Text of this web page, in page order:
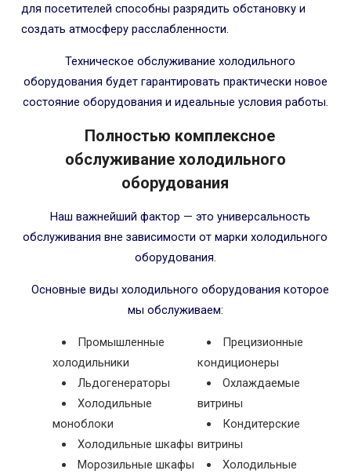
для посетителей способны разрядить обстановку и
создать атмосферу расслабленности.
Техническое обслуживание холодильного
оборудования будет гарантировать практически новое
состояние оборудования и идеальные условия работы.
Полностью комплексное
обслуживание холодильного
оборудования
Наш важнейший фактор — это универсальность
обслуживания вне зависимости от марки холодильного
оборудования.
Основные виды холодильного оборудования которое
мы обслуживаем:
Промышленные
холодильники
Льдогенераторы
Холодильные
моноблоки
Холодильные шкафы
Морозильные шкафы
Прецизионные
кондиционеры
Охлаждаемые
витрины
Кондитерские
витрины
Холодильные